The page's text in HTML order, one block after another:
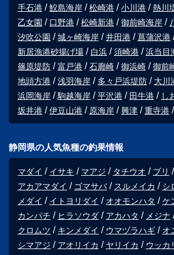
手石港
鮫島海岸 松崎港 小川港 熱川
乙女園
口野港 松崎新港 御前崎海岸
汐吹公園
城ヶ崎海岸 井田港
菖蒲沢港
新居漁港砂揚げ場
白浜 須崎港 浜当目
篠原堤防
富戸港 石廊崎 御浜崎 御前
地頭方港
浅羽海岸 多々戸浜堤防 大川
浜岡海岸
駒越海岸 平沢港 田牛港
し
坂井港
伊豆山港 原海岸 興津 重寺港
静岡県の人気魚種の釣果情報
マダイ イサキ マアジ タチウオ ブリ
アカアマダイ
ゴマサバ スルメイカ
シ
メダイ
イトヨリダイ オオモンハタ
ケ
カンパチ
ヒラソウダ アカハタ メジナ
クロムツ
キンメダイ ウマヅラハギ
オ
シマアジ
アオリイカ ヤリイカ ウッカ